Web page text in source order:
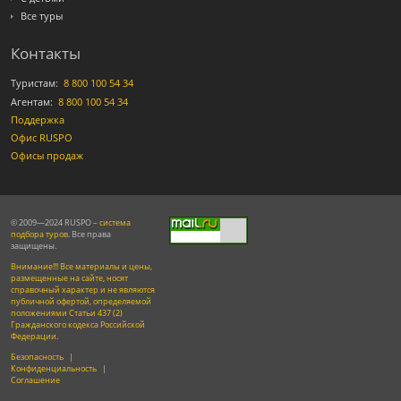
Все туры
Контакты
Туристам: 8 800 100 54 34
Агентам: 8 800 100 54 34
Поддержка
Офис RUSPO
Офисы продаж
© 2009—2024 RUSPO – система
подбора туров. Все права
защищены.
Внимание!!! Все материалы и цены,
размещенные на сайте, носят
справочный характер и не являются
публичной офертой, определяемой
положениями Статьи 437 (2)
Гражданского кодекса Российской
Федерации.
Безопасность |
Конфиденциальность |
Соглашение